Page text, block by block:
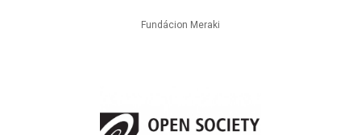
Fundácion Meraki